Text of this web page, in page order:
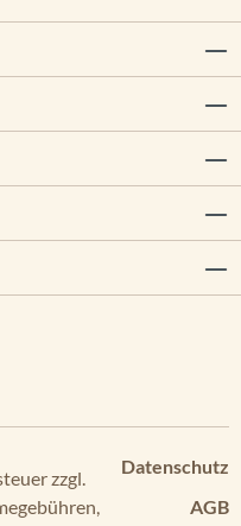
Datenschutz
AGB
zzgl.